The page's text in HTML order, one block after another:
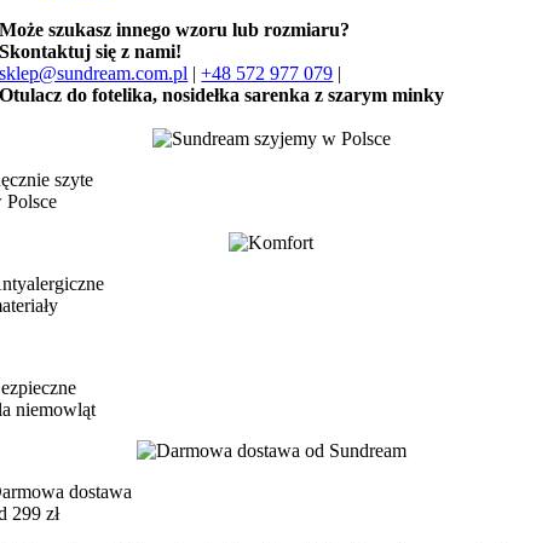
Może szukasz innego wzoru lub rozmiaru?
Skontaktuj się z nami!
sklep@sundream.com.pl |+48 572 977 079 |
Otulacz do fotelika, nosidełka sarenka z szarym minky
szyte
Polsce
niemowląt
dostawa
299 zł